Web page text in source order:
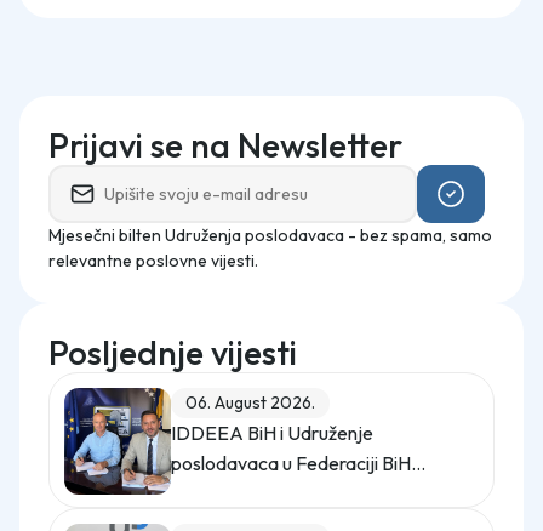
Prijavi se na Newsletter
Mjesečni bilten Udruženja poslodavaca - bez spama, samo
relevantne poslovne vijesti.
Posljednje vijesti
06. August 2026.
IDDEEA BiH i Udruženje
poslodavaca u Federaciji BiH